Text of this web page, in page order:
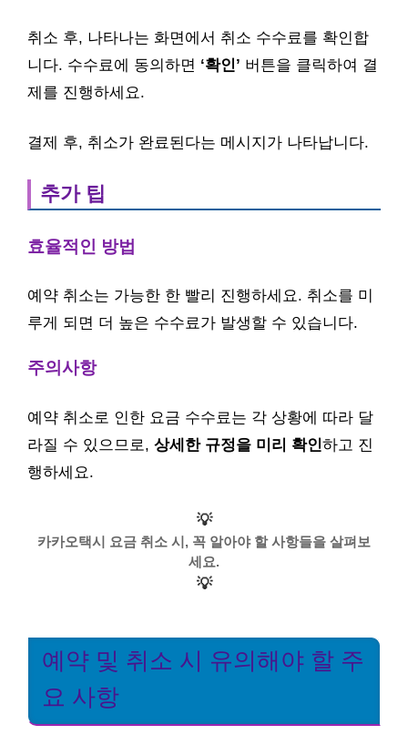
취소 후, 나타나는 화면에서 취소 수수료를 확인합
니다. 수수료에 동의하면 ‘확인’ 버튼을 클릭하여 결
제를 진행하세요.
결제 후, 취소가 완료된다는 메시지가 나타납니다.
추가 팁
효율적인 방법
예약 취소는 가능한 한 빨리 진행하세요. 취소를 미
루게 되면 더 높은 수수료가 발생할 수 있습니다.
주의사항
예약 취소로 인한 요금 수수료는 각 상황에 따라 달
라질 수 있으므로, 상세한 규정을 미리 확인하고 진
행하세요.
💡
카카오택시 요금 취소 시, 꼭 알아야 할 사항들을 살펴보
세요.
💡
예약 및 취소 시 유의해야 할 주
요 사항